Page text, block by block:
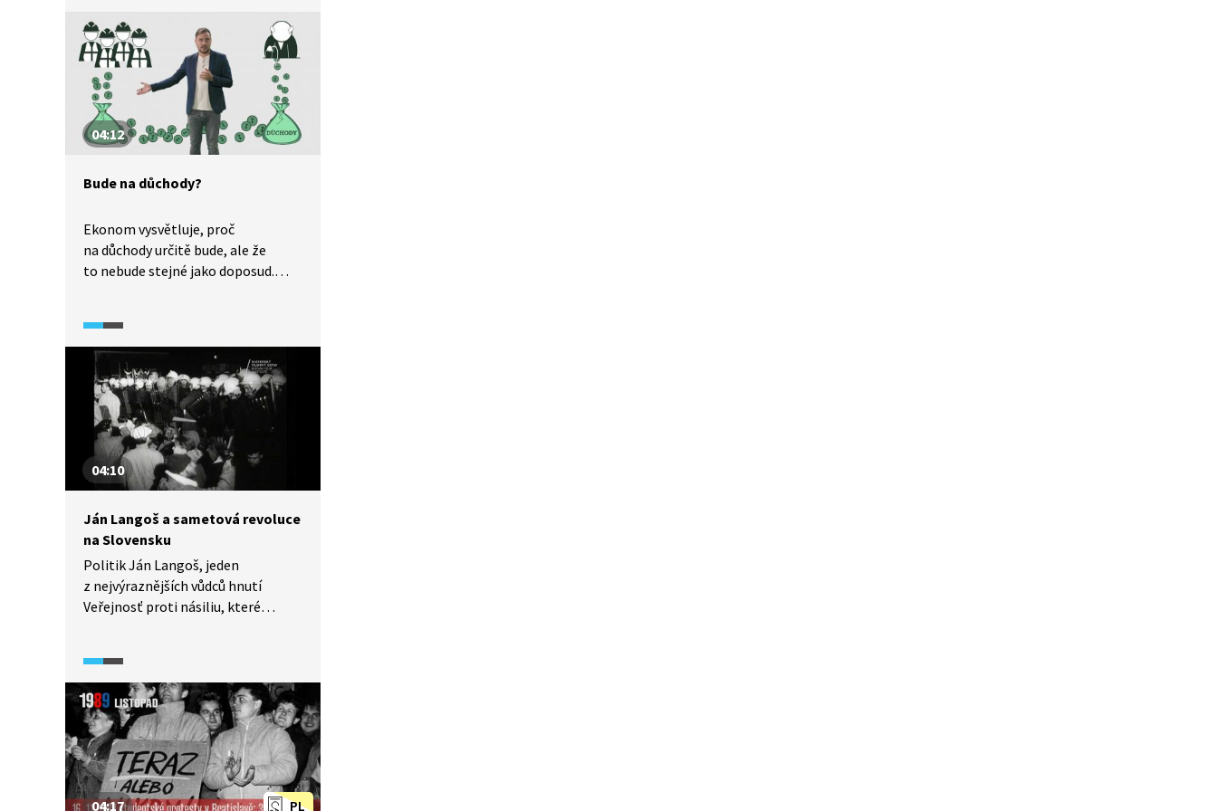
reforma? Klaus také objasňuje,
proč nepřipadalo v úvahu, aby bylo
k otázce vyhlášeno referendum.
04:12
Bude na důchody?
Ekonom vysvětluje, proč
na důchody určitě bude, ale že
to nebude stejné jako doposud.
a představuje ekonomické
prognózy týkající se budoucnosti
českých důchodů.
04:10
Ján Langoš a sametová revoluce
na Slovensku
Politik Ján Langoš, jeden
z nejvýraznějších vůdců hnutí
Veřejnosť proti násiliu, které
2006 při autonehodě. Jeho životní
partnerka a přátelé vzpomínají
na jeho osobnost a na éru
komunismu, ve které žil.
Na Slovensku byl výrazným
představitelem sametové revoluce,
poté byl zvolen ministrem vnitra.
PL
04:17